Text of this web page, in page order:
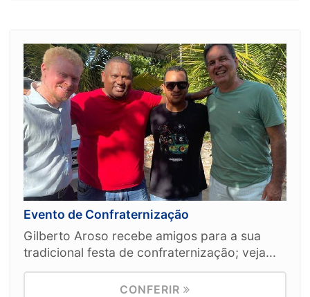
Evento de Confraternização
Gilberto Aroso recebe amigos para a sua
tradicional festa de confraternização; veja...
CONFERIR